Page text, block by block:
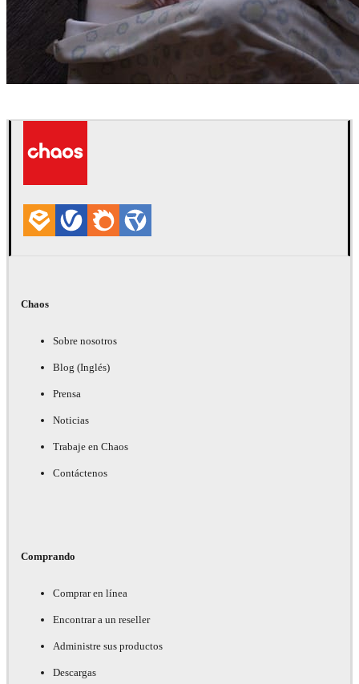
Chaos
Sobre nosotros
Blog (Inglés)
Prensa
Noticias
Trabaje en Chaos
Contáctenos
Comprando
Comprar en línea
Encontrar a un reseller
Administre sus productos
Descargas